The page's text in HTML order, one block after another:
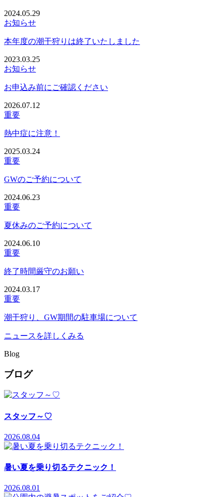
2024.05.29
お知らせ
本年度の潮干狩りは終了いたしました
2023.03.25
お知らせ
お申込み前にご確認ください
2026.07.12
重要
熱中症に注意！
2025.03.24
重要
GWのご予約について
2024.06.23
重要
夏休みのご予約について
2024.06.10
重要
終了時間厳守のお願い
2024.03.17
重要
潮干狩り、GW期間の駐車場について
ニュースを詳しくみる
Blog
ブログ
スタッフ～♡
2026.08.04
暑い夏を乗り切るテクニック！
2026.08.01